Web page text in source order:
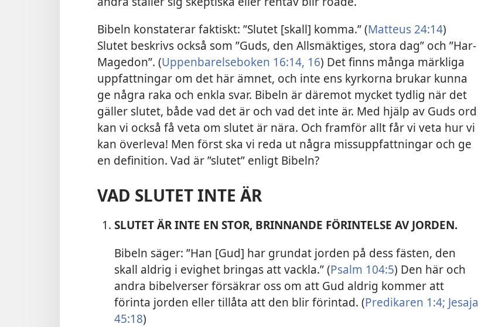
Bibeln konstaterar faktiskt: ”Slutet [skall] komma.” (Matteus 24:14)
Slutet beskrivs också som ”Guds, den Allsmäktiges, stora dag” och ”Har-
Magedon”. (Uppenbarelseboken 16:14, 16) Det finns många märkliga
uppfattningar om det här ämnet, och inte ens kyrkorna brukar kunna
ge några raka och enkla svar. Bibeln är däremot mycket tydlig när det
gäller slutet, både vad det är och vad det inte är. Med hjälp av Guds ord
kan vi också få veta om slutet är nära. Och framför allt får vi veta hur vi
kan överleva! Men först ska vi reda ut några missuppfattningar och ge
en definition. Vad är ”slutet” enligt Bibeln?
VAD SLUTET INTE ÄR
SLUTET ÄR INTE EN STOR, BRINNANDE FÖRINTELSE AV JORDEN.
Bibeln säger: ”Han [Gud] har grundat jorden på dess fästen, den
skall aldrig i evighet bringas att vackla.” (Psalm 104:5) Den här och
andra bibelverser försäkrar oss om att Gud aldrig kommer att
förinta jorden eller tillåta att den blir förintad. (Predikaren 1:4; Jesaja
45:18)